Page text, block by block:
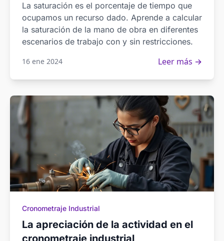
La saturación es el porcentaje de tiempo que
ocupamos un recurso dado. Aprende a calcular
la saturación de la mano de obra en diferentes
escenarios de trabajo con y sin restricciones.
16 ene 2024 Leer más →
Cronometraje Industrial
La apreciación de la actividad en el
cronometraje industrial